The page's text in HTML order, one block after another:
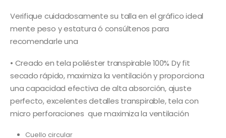
Verifique cuidadosamente su talla en el gráfico ideal
mente peso y estatura ó consúltenos para
recomendarle una
• Creado en tela poliéster transpirable 100% Dy fit
secado rápido, maximiza la ventilación y proporciona
una capacidad efectiva de alta absorción, ajuste
perfecto, excelentes detalles transpirable, tela con
micro perforaciones que maximiza la ventilación
Cuello circular